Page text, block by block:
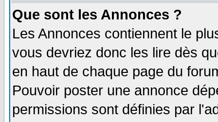
Que sont les Annonces ?
Les Annonces contiennent le
vous devriez donc les lire dès
en haut de chaque page du
Pouvoir poster une annonce
permissions sont définies par